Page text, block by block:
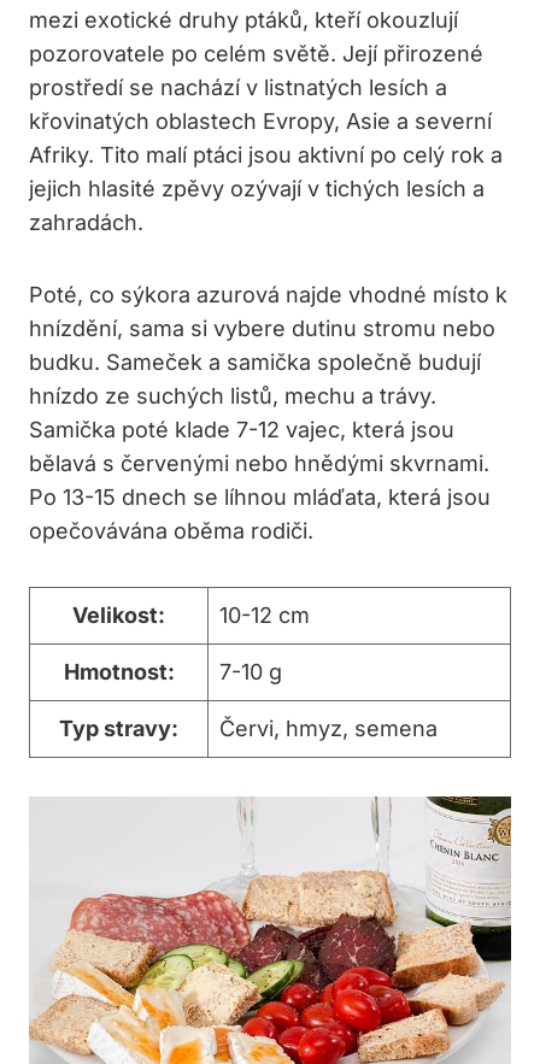
mezi exotické druhy ptáků, kteří okouzlují
pozorovatele po celém světě. Její přirozené
prostředí se nachází v listnatých lesích a
křovinatých oblastech Evropy, Asie a severní
Afriky. Tito malí ptáci jsou aktivní po celý rok a
jejich hlasité zpěvy ozývají v tichých lesích a
zahradách.
Poté, co sýkora azurová najde vhodné místo k
hnízdění, sama si vybere dutinu stromu nebo
budku. Sameček a samička společně budují
hnízdo ze suchých listů, mechu a trávy.
Samička poté klade 7-12 vajec, která jsou
bělavá s červenými nebo hnědými skvrnami.
Po 13-15 dnech se líhnou mláďata, která jsou
opečovávána oběma rodiči.
Velikost: 10-12 cm
Hmotnost: 7-10 g
Typ stravy: Červi, hmyz, semena